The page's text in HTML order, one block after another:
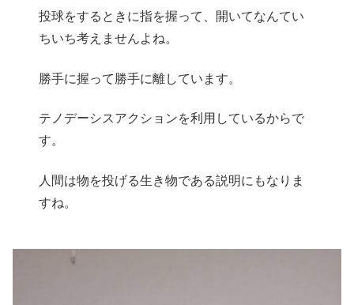
投球をするときに指を握って、開いてなんてい
ちいち考えませんよね。
勝手に握って勝手に離しています。
テノデーシスアクションを利用しているからで
す。
人間は物を投げる生き物である説明にもなりま
すね。